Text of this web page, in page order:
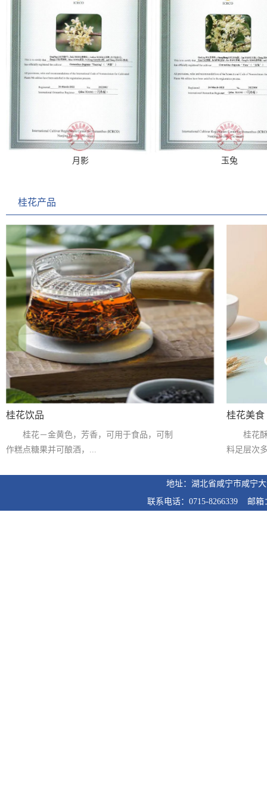
月影 玉兔
桂花产品
桂花饮品
桂花－金黄色，芳香，可用于食品，可制
作糕点糖果并可酿酒，...
桂花美食
桂花
料足层次
地址：湖北省咸宁市咸宁
联系电话：0715-8266339 邮箱